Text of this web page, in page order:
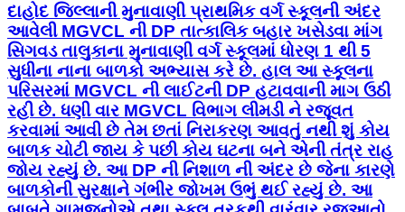
દાહોદ જિલ્લાની મુનાવાણી પ્રાથમિક વર્ગ સ્કૂલની અંદર
આવેલી MGVCL ની DP તાત્કાલિક બહાર ખસેડવા માંગ
સિગવડ તાલુકાના મુનાવાણી વર્ગ સ્કૂલમાં ધોરણ 1 થી 5
સુધીના નાના બાળકો અભ્યાસ કરે છે. હાલ આ સ્કૂલના
પરિસરમાં MGVCL ની લાઈટની DP હટાવવાની માગ ઉઠી
રહી છે. ધણી વાર MGVCL વિભાગ લીમડી ને રજૂવત
કરવામાં આવી છે તેમ છતાં નિરાકરણ આવતું નથી શું કોય
બાળક ચોટી જાય કે પછી કોય ઘટના બને એની તંત્ર રાહ
જોય રહ્યું છે. આ DP ની નિશાળ ની અંદર છે જેના કારણે
બાળકોની સુરક્ષાને ગંભીર જોખમ ઉભું થઈ રહ્યું છે. આ